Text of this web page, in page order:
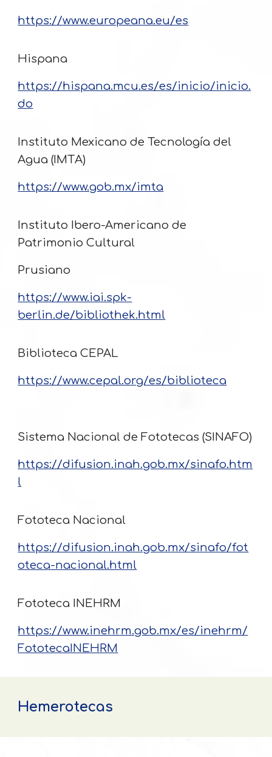
https://www.europeana.eu/es
Hispana
https://hispana.mcu.es/es/inicio/inicio.
do
Instituto Mexicano de Tecnología del
Agua (IMTA)
https://www.gob.mx/imta
Instituto Ibero-Americano de
Patrimonio Cultural
Prusiano
https://www.iai.spk-
berlin.de/bibliothek.html
Biblioteca CEPAL
https://www.cepal.org/es/biblioteca
Sistema Nacional de Fototecas (SINAFO)
https://difusion.inah.gob.mx/sinafo.htm
l
Fototeca Nacional
https://difusion.inah.gob.mx/sinafo/fot
oteca-nacional.html
Fototeca INEHRM
https://www.inehrm.gob.mx/es/inehrm/
FototecaINEHRM
Hemerotecas